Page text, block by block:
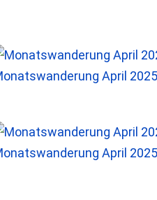
April 2025
April 2025